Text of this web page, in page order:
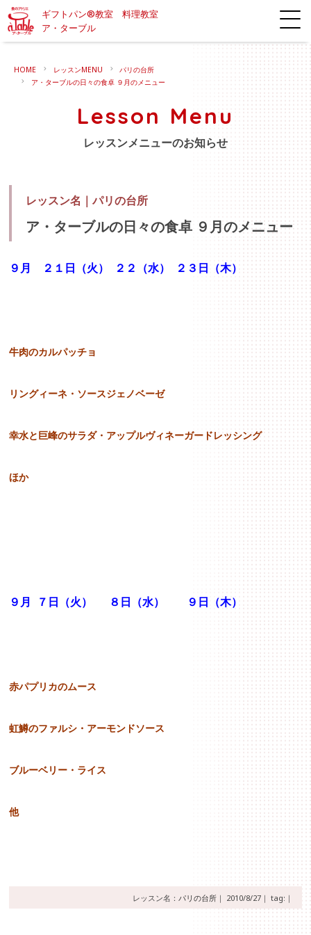
ギフトパン®教室 料理教室
ア・ターブル
HOME レッスンMENU
パリの台所
ア・ターブルの日々の食卓 ９月のメニュー
Lesson Menu
レッスンメニューのお知らせ
レッスン名｜ パリの台所
ア・ターブルの日々の食卓 ９月のメニュー
９月 ２１日（火） ２２（水） ２３日（木）
牛肉のカルパッチョ
リングィーネ・ソースジェノベーゼ
幸水と巨峰のサラダ・アップルヴィネーガードレッシング
ほか
９月 ７日（火） ８日（水） ９日（木）
赤パプリカのムース
虹鱒のファルシ・アーモンドソース
ブルーベリー・ライス
他
レッスン名： パリの台所 ｜ 2010/8/27｜ tag:｜